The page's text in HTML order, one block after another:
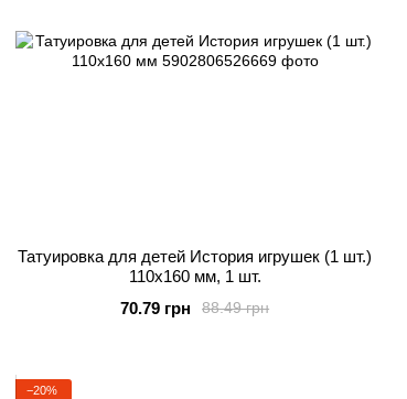
Татуировка для детей История игрушек (1 шт.)
110х160 мм, 1 шт.
88.49 грн
70.79 грн
−20%